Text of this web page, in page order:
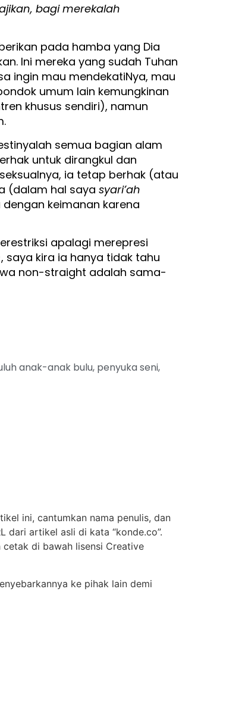
bagi merekalah
pada hamba yang Dia
Ini mereka yang sudah Tuhan
ingin mau mendekatiNya, mau
umum lain kemungkinan
khusus sendiri), namun
semua bagian alam
untuk dirangkul dan
ia tetap berhak (atau
(dalam hal saya syari’ah
keimanan karena
apalagi merepresi
kira ia hanya tidak tahu
non-straight adalah sama-
anak-anak bulu, penyuka seni,
ini, cantumkan nama penulis, dan
dari artikel asli di kata “konde.co”.
di bawah lisensi Creative
ke pihak lain demi